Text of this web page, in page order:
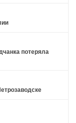
потеряла